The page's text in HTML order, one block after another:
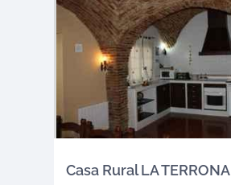
Casa Rural LA TERRONA